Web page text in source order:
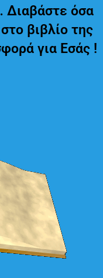
Διαβάστε όσα
βιβλίο της
για Εσάς !